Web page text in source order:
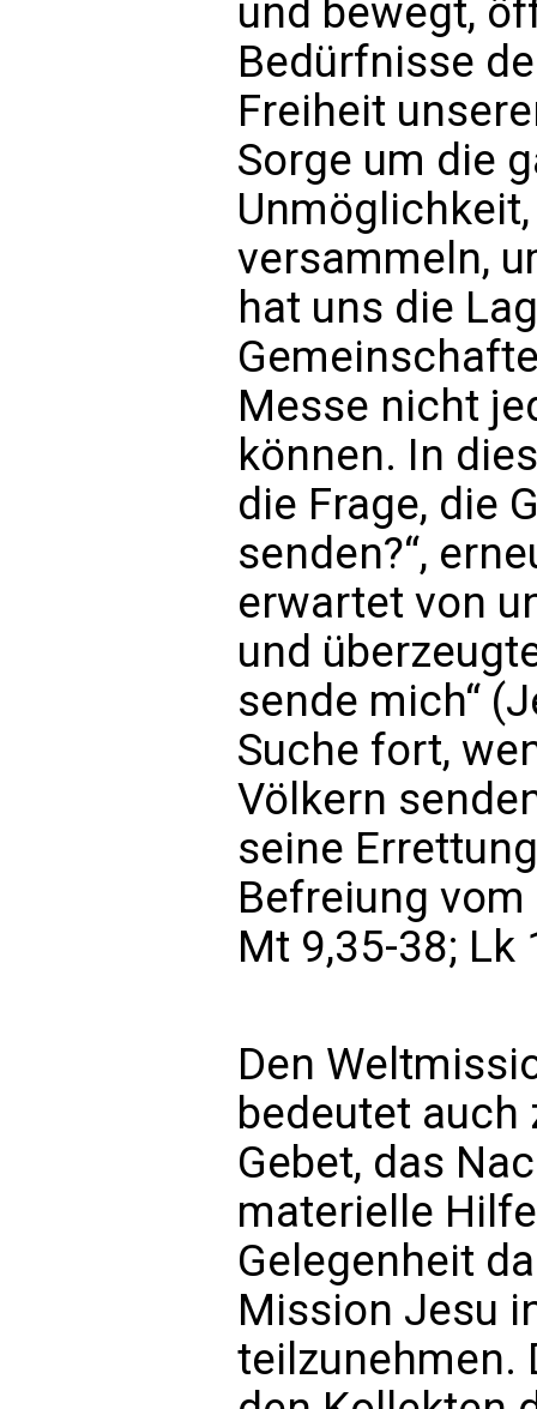
und bewegt,
Bedürfnisse
Freiheit
Sorge um die
versammeln,
hat uns die
Messe nicht
können. In
die Frage, die
senden?“,
erwartet von
und
sende mich“
Suche fort,
Völkern
seine
Befreiung
Mt 9,35-38; Lk
Den
bedeutet auch
Gebet, das
materielle
Gelegenheit
Mission Jesu
teilzunehmen.